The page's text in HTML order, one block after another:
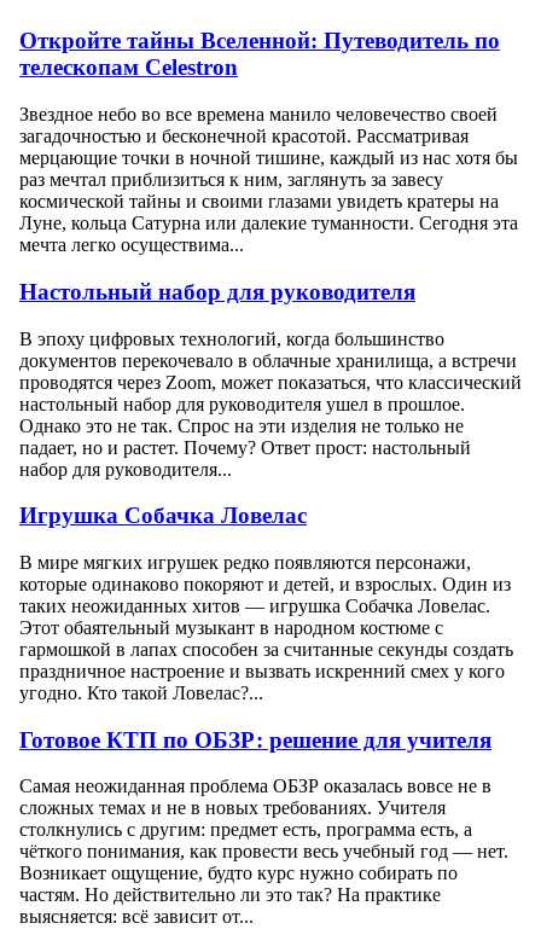
Откройте тайны Вселенной: Путеводитель по
телескопам Celestron
Звездное небо во все времена манило человечество своей
загадочностью и бесконечной красотой. Рассматривая
мерцающие точки в ночной тишине, каждый из нас хотя бы
раз мечтал приблизиться к ним, заглянуть за завесу
космической тайны и своими глазами увидеть кратеры на
Луне, кольца Сатурна или далекие туманности. Сегодня эта
мечта легко осуществима...
Настольный набор для руководителя
В эпоху цифровых технологий, когда большинство
документов перекочевало в облачные хранилища, а встречи
проводятся через Zoom, может показаться, что классический
настольный набор для руководителя ушел в прошлое.
Однако это не так. Спрос на эти изделия не только не
падает, но и растет. Почему? Ответ прост: настольный
набор для руководителя...
Игрушка Собачка Ловелас
В мире мягких игрушек редко появляются персонажи,
которые одинаково покоряют и детей, и взрослых. Один из
таких неожиданных хитов — игрушка Собачка Ловелас.
Этот обаятельный музыкант в народном костюме с
гармошкой в лапах способен за считанные секунды создать
праздничное настроение и вызвать искренний смех у кого
угодно. Кто такой Ловелас?...
Готовое КТП по ОБЗР: решение для учителя
Самая неожиданная проблема ОБЗР оказалась вовсе не в
сложных темах и не в новых требованиях. Учителя
столкнулись с другим: предмет есть, программа есть, а
чёткого понимания, как провести весь учебный год — нет.
Возникает ощущение, будто курс нужно собирать по
частям. Но действительно ли это так? На практике
выясняется: всё зависит от...